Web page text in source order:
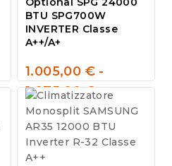
BTU SPG700W
INVERTER Classe
A++/A+
0
out
of
5
1.005,00 € -
1.075,00€